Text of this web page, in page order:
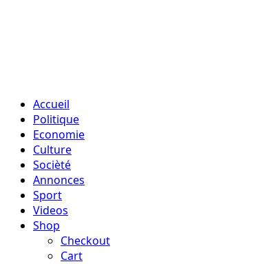
Accueil
Politique
Economie
Culture
Socièté
Annonces
Sport
Videos
Shop
Checkout
Cart